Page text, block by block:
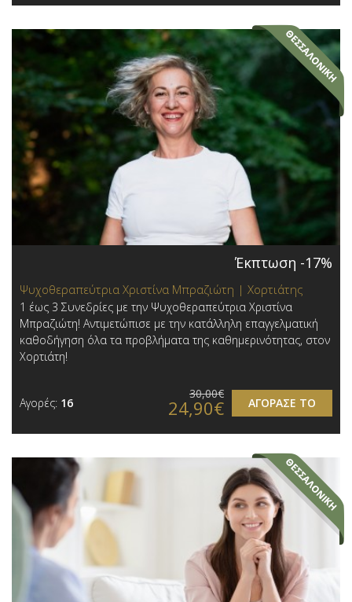
Έκπτωση -17%
Ψυχοθεραπεύτρια Χριστίνα Μπραζιώτη | Χορτιάτης
1 έως 3 Συνεδρίες με την Ψυχοθεραπεύτρια Χριστίνα
Μπραζιώτη! Αντιμετώπισε με την κατάλληλη επαγγελματική
καθοδήγηση όλα τα προβλήματα της καθημερινότητας, στον
Χορτιάτη!
Αγορές: 16 ΑΓΟΡΑΣΕ ΤΟ
30,00€
24,90€